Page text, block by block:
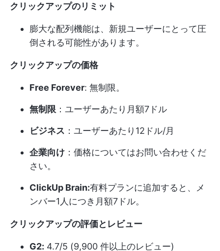
クリックアップのリミット
膨大な配列機能は、新規ユーザーにとって圧
倒される可能性があります。
クリックアップの価格
Free Forever: 無制限。
無制限 ：ユーザーあたり月額7ドル
ビジネス ：ユーザーあたり12ドル/月
企業向け ：価格についてはお問い合わせくだ
さい。
ClickUp Brain:有料プランに追加すると、メ
ンバー1人につき月額7ドル。
クリックアップの評価とレビュー
G2: 4.7/5 (9,900 件以上のレビュー)